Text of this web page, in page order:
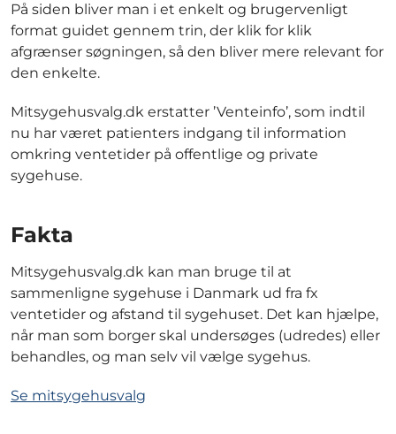
På siden bliver man i et enkelt og brugervenligt
format guidet gennem trin, der klik for klik
afgrænser søgningen, så den bliver mere relevant for
den enkelte.
Mitsygehusvalg.dk erstatter ’Venteinfo’, som indtil
nu har været patienters indgang til information
omkring ventetider på offentlige og private
sygehuse.
Fakta
Mitsygehusvalg.dk kan man bruge til at
sammenligne sygehuse i Danmark ud fra fx
ventetider og afstand til sygehuset. Det kan hjælpe,
når man som borger skal undersøges (udredes) eller
behandles, og man selv vil vælge sygehus.
Se mitsygehusvalg